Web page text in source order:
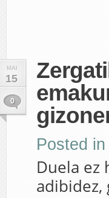
MAI
15
0
Posted in
Duela ez
adibidez,